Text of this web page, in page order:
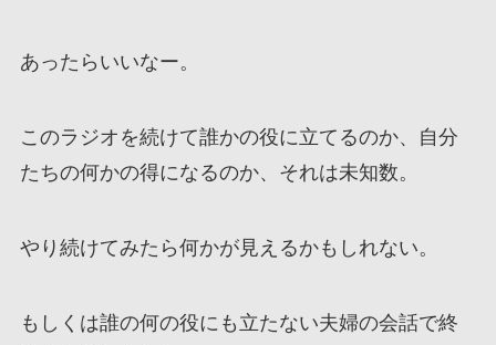
あったらいいなー。
このラジオを続けて誰かの役に立てるのか、自分
たちの何かの得になるのか、それは未知数。
やり続けてみたら何かが見えるかもしれない。
もしくは誰の何の役にも立たない夫婦の会話で終